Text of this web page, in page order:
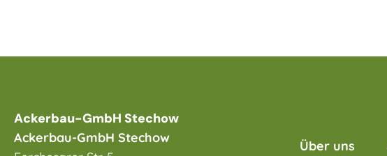
Ackerbau-GmbH Stechow
Ackerbau-GmbH Stechow
Über uns